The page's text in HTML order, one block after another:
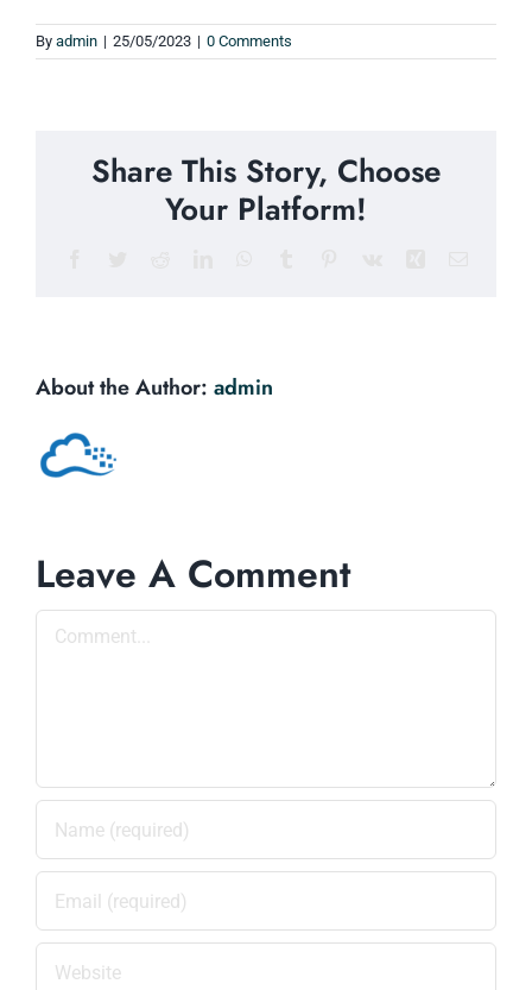
By admin | 25/05/2023 | 0 Comments
Share This Story, Choose
Your Platform!
About the Author: admin
Leave A Comment
Comment